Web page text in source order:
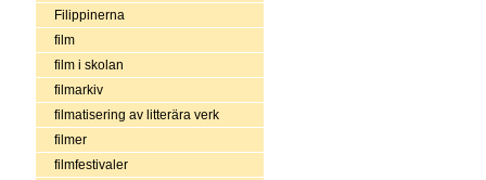
Filippinerna
film
film i skolan
filmarkiv
filmatisering av litterära verk
filmer
filmfestivaler